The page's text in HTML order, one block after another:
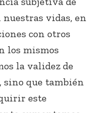
vidas, en
con otros
los mismos
la validez de
sino que también
este